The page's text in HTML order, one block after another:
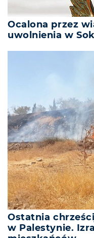
Ocalona przez
uwolnienia w
Ostatnia
w Palestynie.